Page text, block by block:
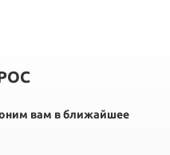
вам в ближайшее